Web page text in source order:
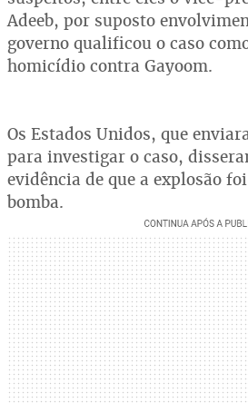
Adeeb, por suposto
governo qualificou o caso
homicídio contra Gayoom.
Os Estados Unidos, que
para investigar o caso,
evidência de que a explosão
bomba.